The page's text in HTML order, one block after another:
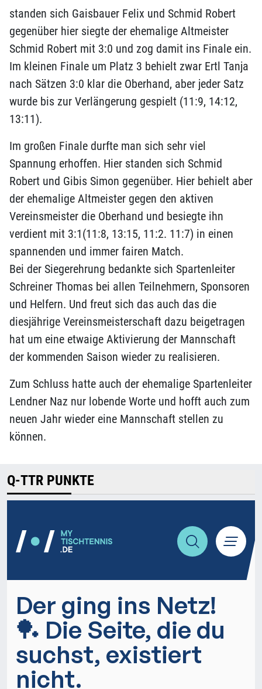
standen sich Gaisbauer Felix und Schmid Robert
gegenüber hier siegte der ehemalige Altmeister
Schmid Robert mit 3:0 und zog damit ins Finale ein.
Im kleinen Finale um Platz 3 behielt zwar Ertl Tanja
nach Sätzen 3:0 klar die Oberhand, aber jeder Satz
wurde bis zur Verlängerung gespielt (11:9, 14:12,
13:11).
Im großen Finale durfte man sich sehr viel
Spannung erhoffen. Hier standen sich Schmid
Robert und Gibis Simon gegenüber. Hier behielt aber
der ehemalige Altmeister gegen den aktiven
Vereinsmeister die Oberhand und besiegte ihn
verdient mit 3:1(11:8, 13:15, 11:2. 11:7) in einen
spannenden und immer fairen Match.
Bei der Siegerehrung bedankte sich Spartenleiter
Schreiner Thomas bei allen Teilnehmern, Sponsoren
und Helfern. Und freut sich das auch das die
diesjährige Vereinsmeisterschaft dazu beigetragen
hat um eine etwaige Aktivierung der Mannschaft
der kommenden Saison wieder zu realisieren.
Zum Schluss hatte auch der ehemalige Spartenleiter
Lendner Naz nur lobende Worte und hofft auch zum
neuen Jahr wieder eine Mannschaft stellen zu
können.
Q-TTR PUNKTE